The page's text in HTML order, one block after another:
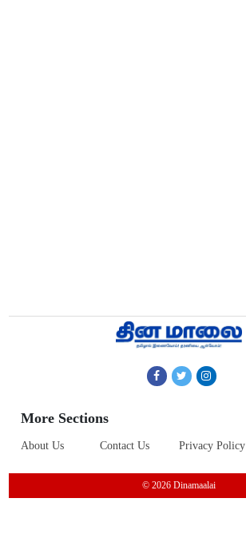
More Sections
About Us Contact Us Privacy Policy
© 2026 Dinamaalai